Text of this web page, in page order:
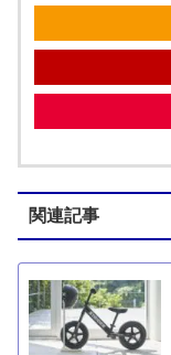
関連記事